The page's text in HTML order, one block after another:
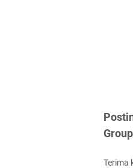
Terima